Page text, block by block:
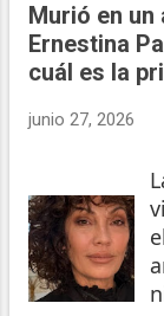
Murió en
Ernestina
cuál es la
junio 27, 2026